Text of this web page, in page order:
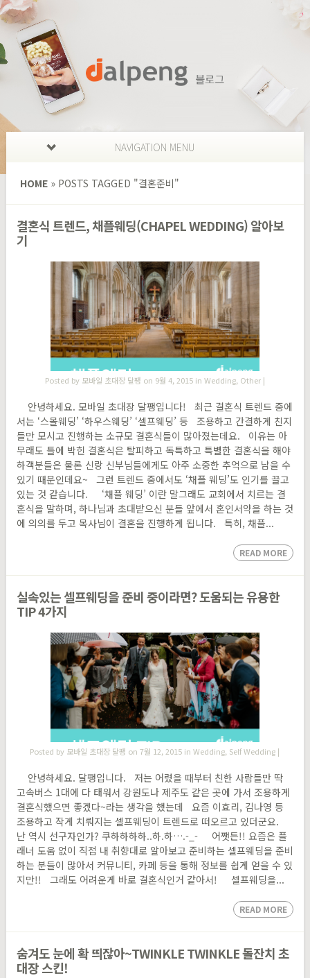
NAVIGATION MENU
HOME »POSTS TAGGED "결혼준비"
결혼식 트렌드, 채플웨딩(CHAPEL WEDDING) 알아보
기
Posted by 모바일 초대장 달팽 on 9월 4, 2015 in Wedding, Other|
안녕하세요. 모바일 초대장 달팽입니다! 최근 결혼식 트렌드 중에
서는 ‘스몰웨딩’ ‘하우스웨딩’ ‘셀프웨딩’ 등 조용하고 간결하게 친지
들만 모시고 진행하는 소규모 결혼식들이 많아졌는데요. 이유는 아
무래도 틀에 박힌 결혼식은 탈피하고 독특하고 특별한 결혼식을 해야
하객분들은 물론 신랑 신부님들에게도 아주 소중한 추억으로 남을 수
있기 때문인데요~ 그런 트렌드 중에서도 ‘채플 웨딩’도 인기를 끌고
있는 것 같습니다. ‘채플 웨딩’ 이란 말그래도 교회에서 치르는 결
혼식을 말하며, 하나님과 초대받으신 분들 앞에서 혼인서약을 하는 것
에 의의를 두고 목사님이 결혼을 진행하게 됩니다. 특히, 채플...
READ MORE
실속있는 셀프웨딩을 준비 중이라면? 도움되는 유용한
TIP 4가지
Posted by 모바일 초대장 달팽 on 7월 12, 2015 inWedding, Self Wedding |
안녕하세요. 달팽입니다. 저는 어렸을 때부터 친한 사람들만 딱
고속버스 1대에 다 태워서 강원도나 제주도 같은 곳에 가서 조용하게
결혼식했으면 좋겠다~라는 생각을 했는데 요즘 이효리, 김나영 등
조용하고 작게 치뤄지는 셀프웨딩이 트렌드로 떠오르고 있더군요.
난 역시 선구자인가? 쿠하하하하..하.하….-_- 어쨋든!! 요즘은 플
래너 도움 없이 직접 내 취향대로 알아보고 준비하는 셀프웨딩을 준비
하는 분들이 많아서 커뮤니티, 카페 등을 통해 정보를 쉽게 얻을 수 있
지만!! 그래도 어려운게 바로 결혼식인거 같아서! 셀프웨딩을...
READ MORE
숨겨도 눈에 확 띄잖아~TWINKLE TWINKLE 돌잔치 초
대장 스킨!